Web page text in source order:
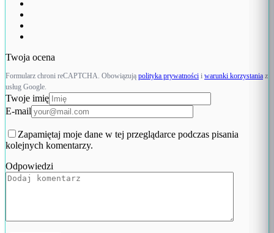
Twoja ocena
Formularz chroni reCAPTCHA. Obowiązują polityka prywatności i warunki korzystania z
usług Google.
Twoje imię
E-mail
Zapamiętaj moje dane w tej przeglądarce podczas pisania
kolejnych komentarzy.
Odpowiedzi